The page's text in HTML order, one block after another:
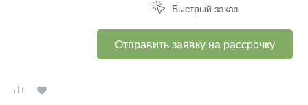
Быстрый заказ
Отправить заявку на рассрочку